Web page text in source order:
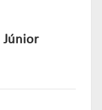
Júnior